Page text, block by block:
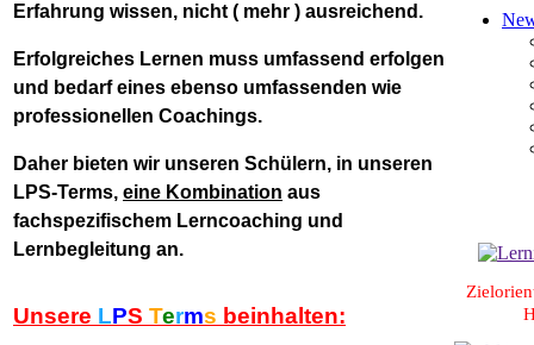
Erfahrung wissen, nicht ( mehr ) ausreichend.
Erfolgreiches Lernen muss umfassend erfolgen
und bedarf eines ebenso umfassenden wie
professionellen Coachings.
Daher bieten wir unseren Schülern, in unseren
LPS-Terms, eine Kombination aus
fachspezifischem Lerncoaching und
Lernbegleitung an.
Unsere LPS Terms beinhalten: